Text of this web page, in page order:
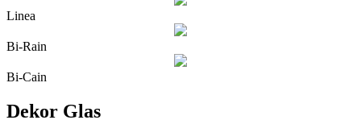
Linea
Bi-Rain
Bi-Cain
Dekor Glas